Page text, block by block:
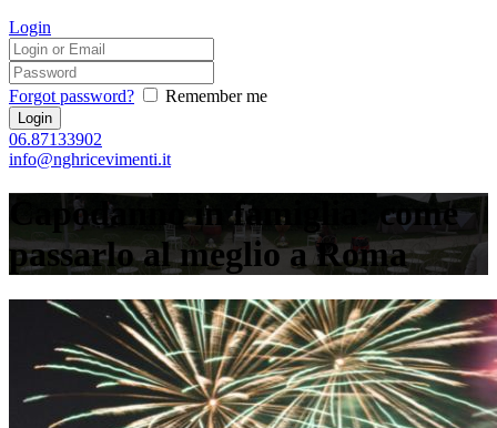
Login
Forgot password? Remember me
06.87133902
info@nghricevimenti.it
Capodanno in famiglia: come
passarlo al meglio a Roma